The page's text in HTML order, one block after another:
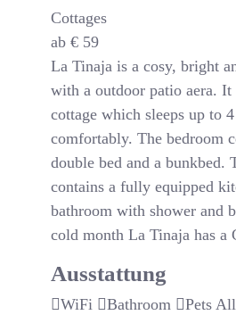
Cottages
ab € 59
La Tinaja is a cosy, bright
with a outdoor patio aera. It
cottage which sleeps up to
comfortably. The bedroom
double bed and a bunkbed.
contains a fully equipped
bathroom with shower and
cold month La Tinaja has a
Ausstattung
WiFi Bathroom Pets